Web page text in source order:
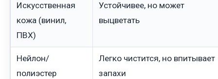
Искусственная
кожа (винил,
ПВХ)
Устойчивее, но может
выцветать
Нейлон/
полиэстер
Легко чистится, но впитывает
запахи